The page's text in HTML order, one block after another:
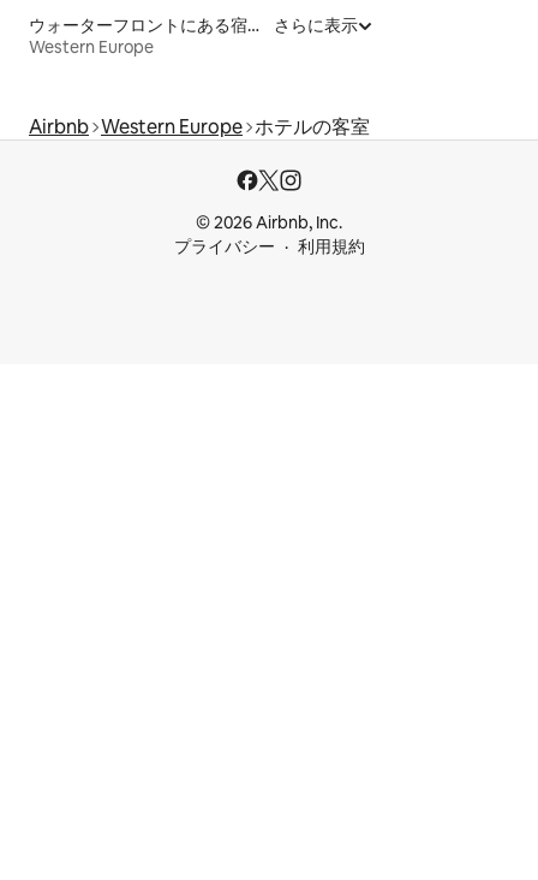
ウォーターフロントにある宿泊施設
Western Europe
さらに表示
Airbnb Western Europe ホテルの客室
© 2026 Airbnb, Inc.
プライバシー
利用規約